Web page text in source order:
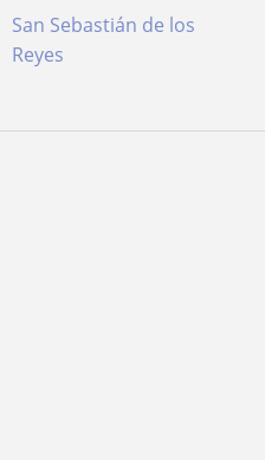
San Sebastián de los
Reyes